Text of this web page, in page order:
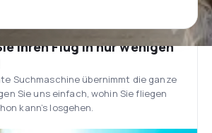
Ihren Flug in nur wenigen
Suchmaschine übernimmt die ganze
Sie uns einfach, wohin Sie fliegen
kann’s losgehen.